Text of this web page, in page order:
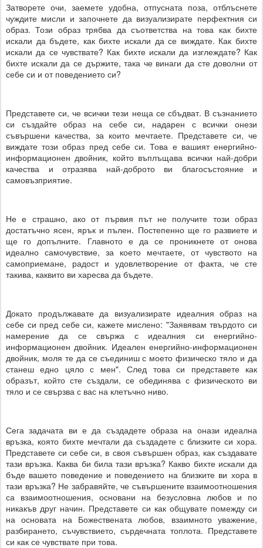
Затворете очи, заемете удобна, отпусната поза, отблъснете
чуждите мисли и започнете да визуализирате перфектния си
образ. Този образ трябва да съответства на това как бихте
искали да бъдете, как бихте искали да се виждате. Как бихте
искали да се чувствате? Как бихте искали да изглеждате? Как
бихте искали да се държите, така че винаги да сте доволни от
себе си и от поведението си?
Представете си, че всички тези неща се сбъдват. В съзнанието
си създайте образ на себе си, надарен с всички онези
съвършени качества, за които мечтаете. Представете си, че
виждате този образ пред себе си. Това е вашият енергийно-
информационен двойник, който въплъщава всички най-добри
качества и отразява най-доброто ви благосъстояние и
самовъзприятие.
Не е страшно, ако от първия път не получите този образ
достатъчно ясен, ярък и пълен. Постепенно ще го развиете и
ще го допълните. Главното е да се проникнете от онова
идеално самочувствие, за което мечтаете, от чувството на
самоприемане, радост и удовлетворение от факта, че сте
такива, каквито ви харесва да бъдете.
Докато продължавате да визуализирате идеалния образ на
себе си пред себе си, кажете мислено: "Заявявам твърдото си
намерение да се свържа с идеалния си енергийно-
информационен двойник. Идеален енергийно-информационен
двойник, моля те да се съединиш с моето физическо тяло и да
станеш едно цяло с мен". След това си представете как
образът, който сте създали, се обединява с физическото ви
тяло и се свързва с вас на клетъчно ниво.
Сега задачата ви е да създадете образа на онази идеална
връзка, която бихте мечтали да създадете с близките си хора.
Представете си себе си, в своя съвършен образ, как създавате
тази връзка. Каква би била тази връзка? Какво бихте искали да
бъде вашето поведение и поведението на близките ви хора в
тази връзка? Не забравяйте, че съвършените взаимоотношения
са взаимоотношения, основани на безусловна любов и по
никакъв друг начин. Представете си как общувате помежду си
на основата на Божествената любов, взаимното уважение,
разбирането, съчувствието, сърдечната топлота. Представете
си как се чувствате при това.